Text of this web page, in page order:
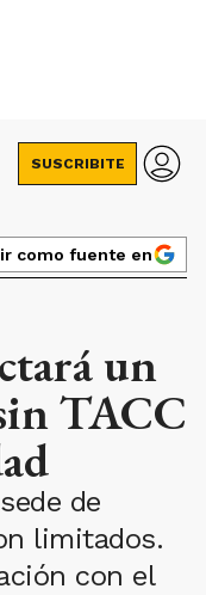
SUSCRIBITE
como fuente en
un
TACC
de
limitados.
con el